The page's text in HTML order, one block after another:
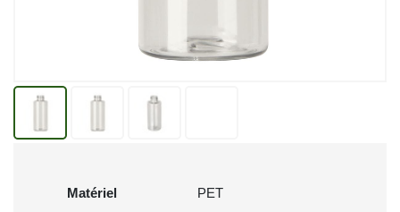
Matériel
PET